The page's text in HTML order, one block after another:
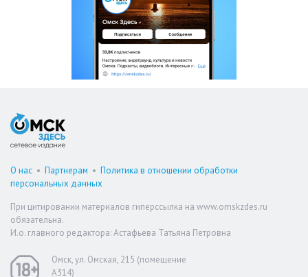
О нас • Партнерам • Политика в отношении обработки
персональных данных
При цитировании материалов гиперссылка на www.omskzdes.ru
обязательна.
И.о. главного редактора: Астафьева Татьяна Петровна
Омск, ул. Омская, 215 (помещение
А314)